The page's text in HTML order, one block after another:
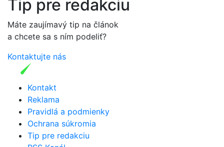
Tip pre redakciu
Máte zaujímavý tip na článok
a chcete sa s ním podeliť?
Kontaktujte nás
Kontakt
Reklama
Pravidlá a podmienky
Ochrana súkromia
Tip pre redakciu